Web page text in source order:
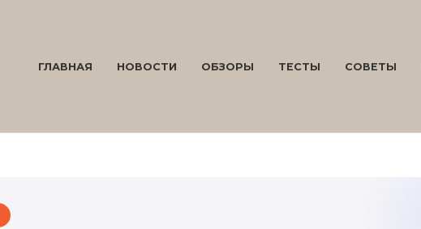
ГЛАВНАЯ НОВОСТИ ОБЗОРЫ ТЕСТЫ СОВЕТЫ